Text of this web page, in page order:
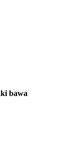
bawa